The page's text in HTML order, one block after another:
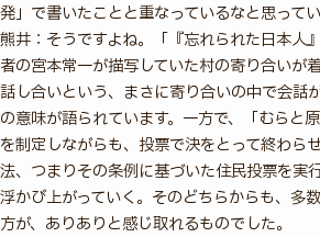
発」で書いたことと重なっているなと思ってい
熊井：そうですよね。「『忘れられた日本人
者の宮本常一が描写していた村の寄り合いが
話し合いという、まさに寄り合いの中で会話
の意味が語られています。一方で、「むらと
を制定しながらも、投票で決をとって終わら
法、つまりその条例に基づいた住民投票を実
浮かび上がっていく。そのどちらからも、多
方が、ありありと感じ取れるものでした。